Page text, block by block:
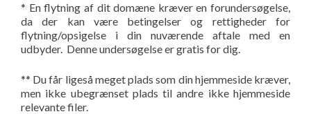
* En flytning af dit domæne kræver en forundersøgelse,
da der kan være betingelser og rettigheder for
flytning/opsigelse i din nuværende aftale med en
udbyder. Denne undersøgelse er gratis for dig.
** Du får ligeså meget plads som din hjemmeside kræver,
men ikke ubegrænset plads til andre ikke hjemmeside
relevante filer.